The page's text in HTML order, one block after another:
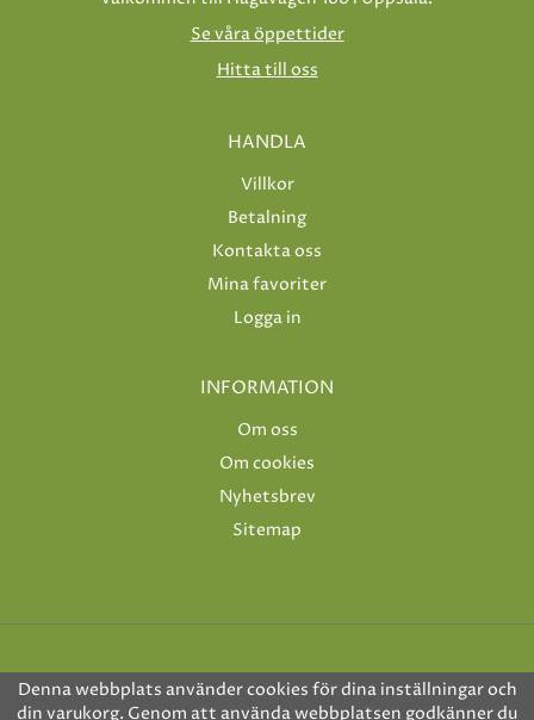
Se våra öppettider
Hitta till oss
HANDLA
Villkor
Betalning
Kontakta oss
Mina favoriter
Logga in
INFORMATION
Om oss
Om cookies
Nyhetsbrev
Sitemap
Denna webbplats använder cookies för dina inställningar och
din varukorg. Genom att använda webbplatsen godkänner du